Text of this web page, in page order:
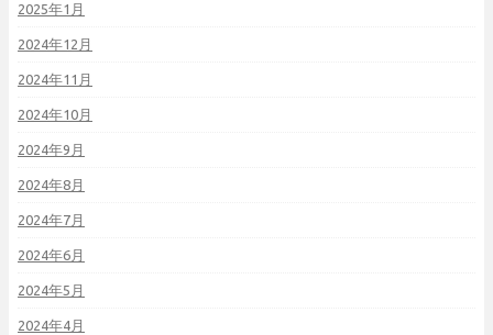
2025年1月
2024年12月
2024年11月
2024年10月
2024年9月
2024年8月
2024年7月
2024年6月
2024年5月
2024年4月